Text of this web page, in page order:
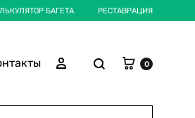
БАГЕТА РЕСТАВРАЦИЯ
ВойтиПоиск Корзина
0